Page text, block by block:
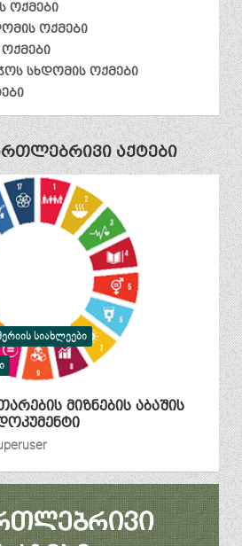
ოქმები
ოქმები
სხდომის ოქმები
აქტები
ᲡᲘᲐᲮᲚᲔᲔᲑᲘ
მიზნების აბაშის